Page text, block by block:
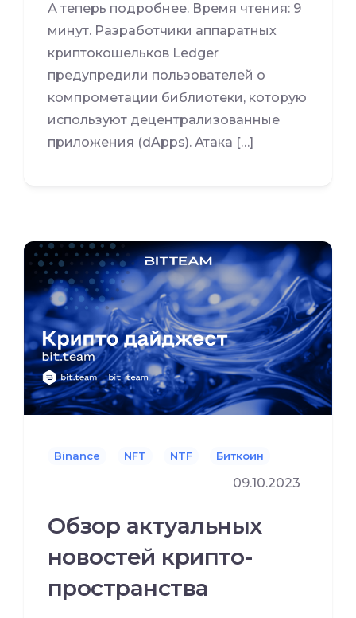
А теперь подробнее. Время чтения: 9
минут. Разработчики аппаратных
криптокошельков Ledger
предупредили пользователей о
компрометации библиотеки, которую
используют децентрализованные
приложения (dApps). Атака […]
Binance NFT NTF Биткоин
09.10.2023
Обзор актуальных
новостей крипто-
пространства